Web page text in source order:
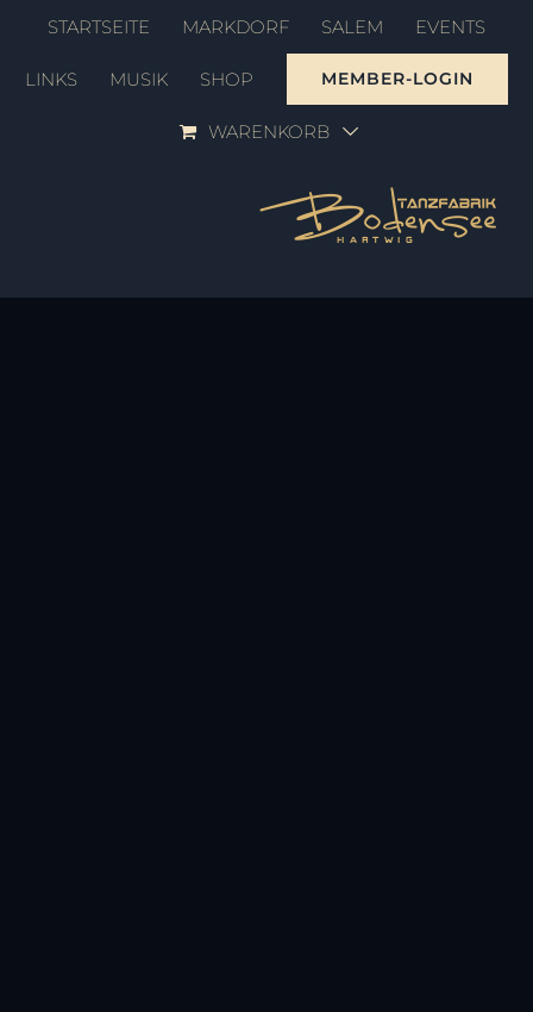
Zum
springen
STARTSEITE MARKDORF SALEM EVENTS
LINKS MUSIK SHOP MEMBER-LOGIN
WARENKORB